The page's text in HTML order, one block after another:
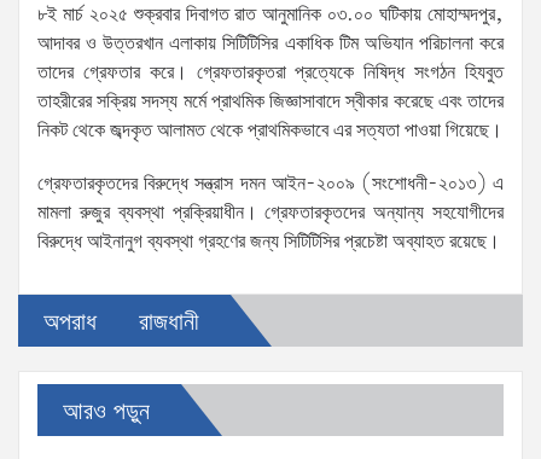
৮ই মার্চ ২০২৫ শুক্রবার দিবাগত রাত আনুমানিক ০৩.০০ ঘটিকায় মোহাম্মদপুর,
আদাবর ও উত্তরখান এলাকায় সিটিটিসির একাধিক টিম অভিযান পরিচালনা করে
তাদের গ্রেফতার করে। গ্রেফতারকৃতরা প্রত্যেকে নিষিদ্ধ সংগঠন হিযবুত
তাহরীরের সক্রিয় সদস্য মর্মে প্রাথমিক জিজ্ঞাসাবাদে স্বীকার করেছে এবং তাদের
নিকট থেকে জব্দকৃত আলামত থেকে প্রাথমিকভাবে এর সত্যতা পাওয়া গিয়েছে।
গ্রেফতারকৃতদের বিরুদ্ধে সন্ত্রাস দমন আইন-২০০৯ (সংশোধনী-২০১৩) এ
মামলা রুজুর ব্যবস্থা প্রক্রিয়াধীন। গ্রেফতারকৃতদের অন্যান্য সহযোগীদের
বিরুদ্ধে আইনানুগ ব্যবস্থা গ্রহণের জন্য সিটিটিসির প্রচেষ্টা অব্যাহত রয়েছে।
অপরাধ রাজধানী
আরও পড়ুন